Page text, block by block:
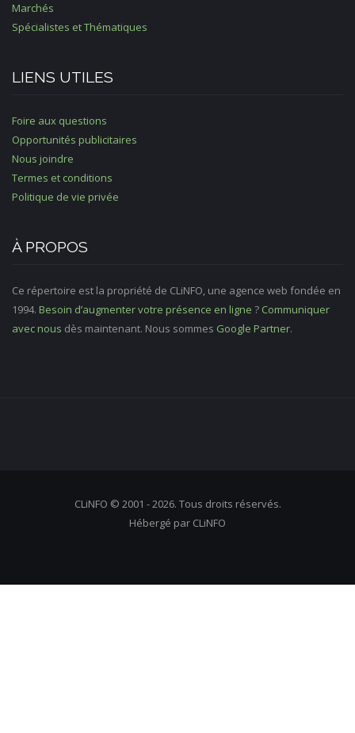
Marchés
Spécialistes et Thématiques
LIENS UTILES
Foire aux questions
Opportunités publicitaires
Nous joindre
Termes et conditions
Politique de vie privée
À PROPOS
Ce répertoire est la propriété de CLiNFO, une agence web fondée en
1994. Besoin d’augmenter votre présence en ligne ? Communiquer
avec nous dès maintenant. Nous sommes Google Partner.
CLiNFO © 2001 - 2026. Tous droits réservés.
Hébergé par CLiNFO